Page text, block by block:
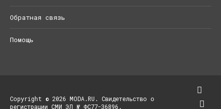
Обратная связь
Помощь
Copyright © 2026 MODA.RU. Свидетельство о
регистрации СМИ ЭЛ № ФС77-36896.